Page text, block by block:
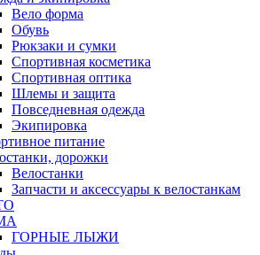
Вело форма
Обувь
Рюкзаки и сумки
Спортивная косметика
Спортивная оптика
Шлемы и защита
Повседневная одежда
Экипировка
питание
дорожки
Велостанки
Запчасти и аксессуары к велостанкам
ГОРНЫЕ ЛЫЖИ